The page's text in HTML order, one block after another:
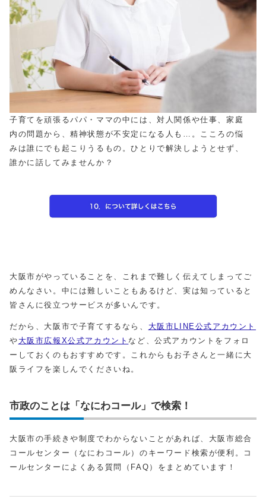
子育てを頑張るパパ・ママの中には、対人関係や仕事、家庭
内の問題から、精神状態が不安定になる人も…。こころの悩
みは誰にでも起こりうるもの。ひとりで解決しようとせず、
誰かに話してみませんか？
大阪市がやっていることを、これまで難しく伝えてしまってご
めんなさい。中には難しいこともあるけど、実は知っていると
皆さんに役立つサービスが多いんです。
だから、大阪市で子育てするなら、 大阪市LINE公式アカウント
や 大阪市広報X公式アカウント など、公式アカウントをフォロ
ーしておくのもおすすめです。これからもお子さんと一緒に大
阪ライフを楽しんでくださいね。
市政のことは「なにわコール」で検索！
大阪市の手続きや制度でわからないことがあれば、大阪市総合
コールセンター（なにわコール）のキーワード検索が便利。コ
ールセンターによくある質問（FAQ）をまとめています！